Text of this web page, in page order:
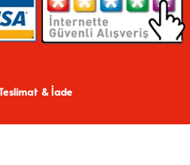
& İade